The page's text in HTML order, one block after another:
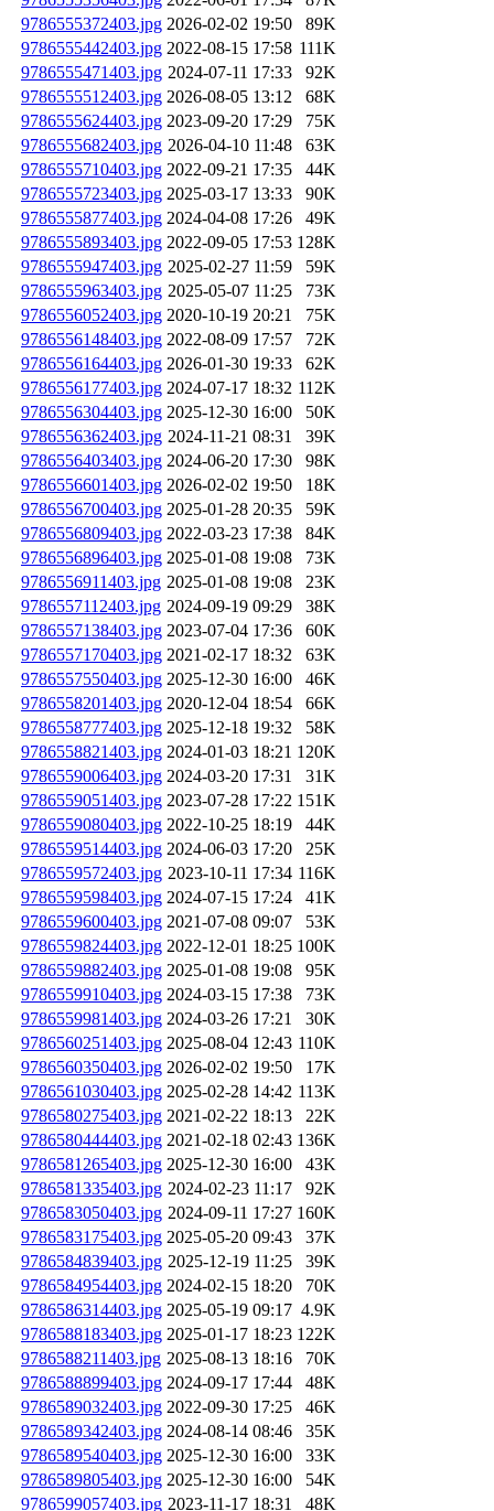
9786555372403.jpg 2026-02-02 19:50
89K
9786555442403.jpg 2022-08-15 17:58 111K
9786555471403.jpg 2024-07-11 17:33
92K
9786555512403.jpg 2026-08-05 13:12
68K
9786555624403.jpg 2023-09-20 17:29
75K
9786555682403.jpg 2026-04-10 11:48
63K
9786555710403.jpg 2022-09-21 17:35
44K
9786555723403.jpg 2025-03-17 13:33
90K
9786555877403.jpg 2024-04-08 17:26
49K
9786555893403.jpg 2022-09-05 17:53 128K
9786555947403.jpg 2025-02-27 11:59
59K
9786555963403.jpg 2025-05-07 11:25
73K
9786556052403.jpg 2020-10-19 20:21
75K
9786556148403.jpg 2022-08-09 17:57
72K
9786556164403.jpg 2026-01-30 19:33
62K
9786556177403.jpg 2024-07-17 18:32 112K
9786556304403.jpg 2025-12-30 16:00
50K
9786556362403.jpg 2024-11-21 08:31
39K
9786556403403.jpg 2024-06-20 17:30
98K
9786556601403.jpg 2026-02-02 19:50
18K
9786556700403.jpg 2025-01-28 20:35
59K
9786556809403.jpg 2022-03-23 17:38
84K
9786556896403.jpg 2025-01-08 19:08
73K
9786556911403.jpg 2025-01-08 19:08
23K
9786557112403.jpg 2024-09-19 09:29
38K
9786557138403.jpg 2023-07-04 17:36
60K
9786557170403.jpg 2021-02-17 18:32
63K
9786557550403.jpg 2025-12-30 16:00
46K
9786558201403.jpg 2020-12-04 18:54
66K
9786558777403.jpg 2025-12-18 19:32
58K
9786558821403.jpg 2024-01-03 18:21 120K
9786559006403.jpg 2024-03-20 17:31
31K
9786559051403.jpg 2023-07-28 17:22 151K
9786559080403.jpg 2022-10-25 18:19
44K
9786559514403.jpg 2024-06-03 17:20
25K
9786559572403.jpg 2023-10-11 17:34 116K
9786559598403.jpg 2024-07-15 17:24
41K
9786559600403.jpg 2021-07-08 09:07
53K
9786559824403.jpg 2022-12-01 18:25 100K
9786559882403.jpg 2025-01-08 19:08
95K
9786559910403.jpg 2024-03-15 17:38
73K
9786559981403.jpg 2024-03-26 17:21
30K
9786560251403.jpg 2025-08-04 12:43 110K
9786560350403.jpg 2026-02-02 19:50
17K
9786561030403.jpg 2025-02-28 14:42 113K
9786580275403.jpg 2021-02-22 18:13
22K
9786580444403.jpg 2021-02-18 02:43 136K
9786581265403.jpg 2025-12-30 16:00
43K
9786581335403.jpg 2024-02-23 11:17
92K
9786583050403.jpg 2024-09-11 17:27 160K
9786583175403.jpg 2025-05-20 09:43
37K
9786584839403.jpg 2025-12-19 11:25
39K
9786584954403.jpg 2024-02-15 18:20
70K
9786586314403.jpg 2025-05-19 09:17 4.9K
9786588183403.jpg 2025-01-17 18:23 122K
9786588211403.jpg 2025-08-13 18:16
70K
9786588899403.jpg 2024-09-17 17:44
48K
9786589032403.jpg 2022-09-30 17:25
46K
9786589342403.jpg 2024-08-14 08:46
35K
9786589540403.jpg 2025-12-30 16:00
33K
9786589805403.jpg 2025-12-30 16:00
54K
9786599057403.jpg 2023-11-17 18:31 48K